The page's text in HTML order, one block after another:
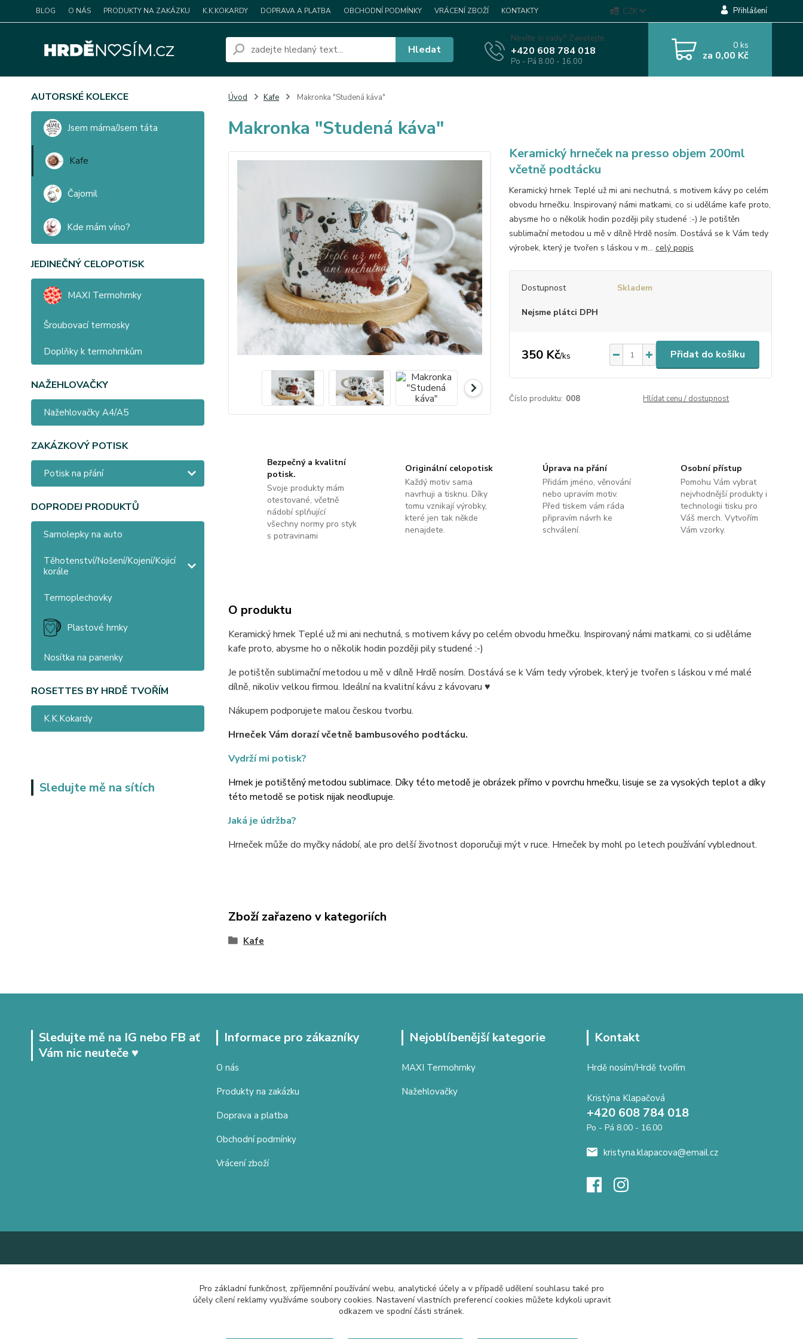
BLOG O NÁS PRODUKTY NA ZAKÁZKU K.K.KOKARDY DOPRAVA A PLATBA OBCHODNÍ PODMÍNKY VRÁCENÍ ZBOŽÍ KONTAKTY CZK Přihlášení
Hledat
Nevíte si rady? Zavolejte.
+420 608 784 018
Po - Pá 8.00 - 16.00
0ks
za 0,00 Kč
AUTORSKÉ KOLEKCE
Jsem máma/Jsem táta
Kafe
Čajomil
Kde mám víno?
JEDINEČNÝ CELOPOTISK
MAXI Termohrnky
Šroubovací termosky
Doplňky k termohrnkům
NAŽEHLOVAČKY
Nažehlovačky A4/A5
ZAKÁZKOVÝ POTISK
Potisk na přání
DOPRODEJ PRODUKTŮ
Samolepky na auto
Těhotenství/Nošení/Kojení/Kojicí
korále
Termoplechovky
Plastové hrnky
Nosítka na panenky
ROSETTES BY HRDĚ TVOŘÍM
K.K.Kokardy
Sledujte mě na sítích
Úvod Kafe Makronka "Studená káva"
Makronka "Studená káva"
Keramický hrneček na presso objem 200ml
včetně podtácku
Keramický hrnek Teplé už mi ani nechutná, s motivem kávy po celém
obvodu hrnečku. Inspirovaný námi matkami, co si uděláme kafe proto,
abysme ho o několik hodin později pily studené :-) Je potištěn
sublimační metodou u mě v dílně Hrdě nosím. Dostává se k Vám tedy
výrobek, který je tvořen s láskou v m... celý popis
Dostupnost Skladem
Nejsme plátci DPH
350 Kč/ks Přidat do košíku
Číslo produktu: 008 Hlídat cenu / dostupnost
Bezpečný a kvalitní
potisk.
Svoje produkty mám
otestované, včetně
nádobí splňující
všechny normy pro styk
s potravinami
Originální celopotisk
Každý motiv sama
navrhuji a tisknu. Díky
tomu vznikají výrobky,
které jen tak někde
nenajdete.
Úprava na přání
Přidám jméno, věnování
nebo upravím motiv.
Před tiskem vám ráda
připravím návrh ke
schválení.
Osobní přístup
Pomohu Vám vybrat
nejvhodnější produkty i
technologii tisku pro
Váš merch. Vytvořím
Vám vzorky.
O produktu
Keramický hrnek Teplé už mi ani nechutná, s motivem kávy po celém obvodu hrnečku. Inspirovaný námi matkami, co si uděláme
kafe proto, abysme ho o několik hodin později pily studené :-)
Je potištěn sublimační metodou u mě v dílně Hrdě nosím. Dostává se k Vám tedy výrobek, který je tvořen s láskou v mé malé
dílně, nikoliv velkou firmou. Ideální na kvalitní kávu z kávovaru ♥
Nákupem podporujete malou českou tvorbu.
Hrneček Vám dorazí včetně bambusového podtácku.
Vydrží mi potisk?
Hrnek je potištěný metodou sublimace. Díky této metodě je obrázek přímo v povrchu hrnečku, lisuje se za vysokých teplot a díky
této metodě se potisk nijak neodlupuje.
Jaká je údržba?
Hrneček může do myčky nádobí, ale pro delší životnost doporučuji mýt v ruce. Hrneček by mohl po letech používání vyblednout.
Zboží zařazeno v kategoriích
Kafe
Sledujte mě na IG nebo FB ať
Vám nic neuteče ♥
Informace pro zákazníky
O nás
Produkty na zakázku
Doprava a platba
Obchodní podmínky
Vrácení zboží
Nejoblíbenější kategorie
MAXI Termohrnky
Nažehlovačky
Kontakt
Hrdě nosím/Hrdě tvořím
Kristýna Klapačová
+420 608 784 018
Po - Pá 8.00 - 16.00
kristyna.klapacova@email.cz
Pro základní funkčnost, zpříjemnění používání webu, analytické účely a v případě udělení souhlasu také pro
účely cílení reklamy využíváme soubory cookies. Nastavení vlastních preferencí cookies můžete kdykoli upravit
odkazem ve spodní části stránek.